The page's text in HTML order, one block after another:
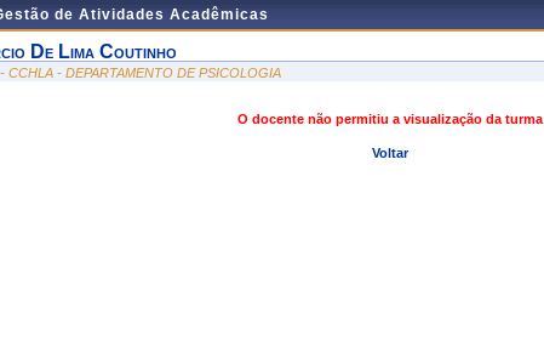
de Atividades Acadêmicas
De Lima Coutinho
CCHLA - DEPARTAMENTO DE PSICOLOGIA
O docente não permitiu a visualização da turma
Voltar